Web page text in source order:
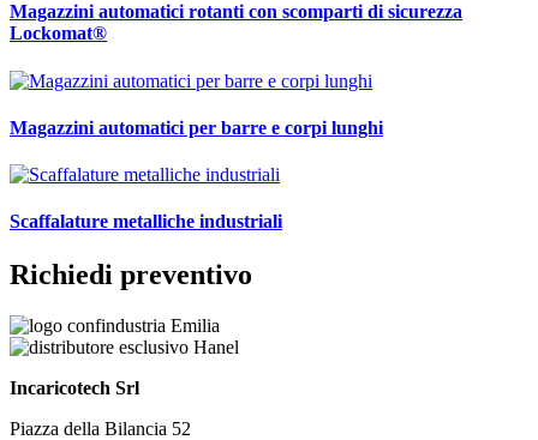
Magazzini automatici rotanti con scomparti di sicurezza
Lockomat®
Magazzini automatici per barre e corpi lunghi
Scaffalature metalliche industriali
Richiedi preventivo
Incaricotech Srl
Piazza della Bilancia 52